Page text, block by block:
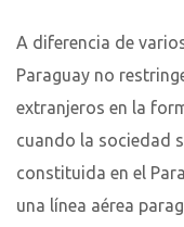
A diferencia de
Paraguay no
extranjeros en la
cuando la sociedad
constituida en el
una línea aérea